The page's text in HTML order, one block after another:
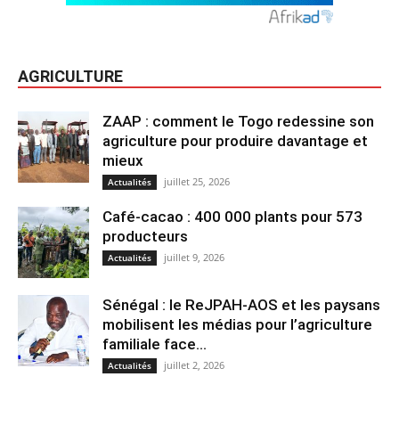
AGRICULTURE
ZAAP : comment le Togo redessine son
agriculture pour produire davantage et
mieux
Actualités juillet 25, 2026
Café-cacao : 400 000 plants pour 573
producteurs
Actualités juillet 9, 2026
Sénégal : le ReJPAH-AOS et les paysans
mobilisent les médias pour l’agriculture
familiale face...
Actualités juillet 2, 2026